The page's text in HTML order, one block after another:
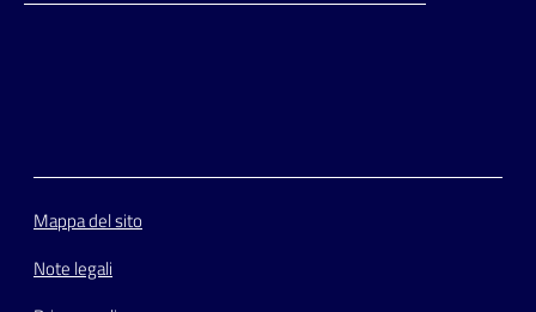
Mappa del sito
Note legali